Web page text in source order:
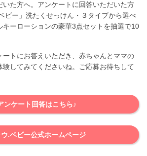
いた方へ。アンケートに回答いただいた方
ビー」洗たくせっけん・３タイプから選べ
キーローションの豪華3点セットを抽選で10
ートにお答えいただき、赤ちゃんとママの
験してみてくださいね。ご応募お待ちして
ンケート回答はこちら♪
.ベビー公式ホームページ